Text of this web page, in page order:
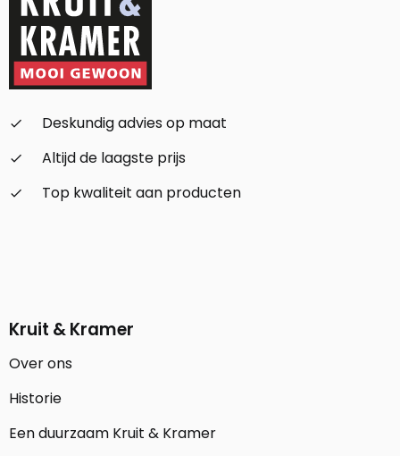
check_small
Deskundig advies op maat
check_small
Altijd de laagste prijs
check_small
Top kwaliteit aan producten
Kruit & Kramer
Over ons
Historie
Een duurzaam Kruit & Kramer